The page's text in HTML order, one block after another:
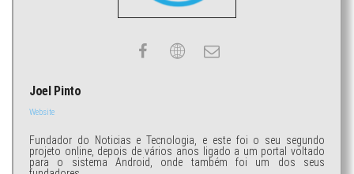
Joel Pinto
Website
Fundador do Noticias e Tecnologia, e este foi o seu segundo
projeto online, depois de vários anos ligado a um portal voltado
para o sistema Android, onde também foi um dos seus